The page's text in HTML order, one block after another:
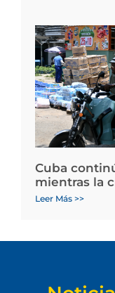
Cuba
mientras la
Leer Más >>